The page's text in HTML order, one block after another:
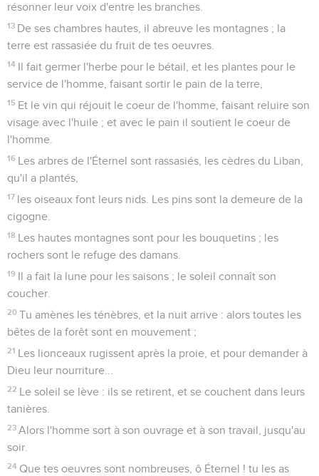
résonner leur voix d'entre les branches.
13 De ses chambres hautes, il abreuve les montagnes ; la
terre est rassasiée du fruit de tes oeuvres.
14 Il fait germer l'herbe pour le bétail, et les plantes pour le
service de l'homme, faisant sortir le pain de la terre,
15 Et le vin qui réjouit le coeur de l'homme, faisant reluire son
visage avec l'huile ; et avec le pain il soutient le coeur de
l'homme.
16 Les arbres de l'Éternel sont rassasiés, les cèdres du Liban,
qu'il a plantés,
17 les oiseaux font leurs nids. Les pins sont la demeure de la
cigogne.
18 Les hautes montagnes sont pour les bouquetins ; les
rochers sont le refuge des damans.
19 Il a fait la lune pour les saisons ; le soleil connaît son
coucher.
20 Tu amènes les ténèbres, et la nuit arrive : alors toutes les
bêtes de la forêt sont en mouvement ;
21 Les lionceaux rugissent après la proie, et pour demander à
Dieu leur nourriture...
22 Le soleil se lève : ils se retirent, et se couchent dans leurs
tanières.
23 Alors l'homme sort à son ouvrage et à son travail, jusqu'au
soir.
24 Que tes oeuvres sont nombreuses, ô Éternel ! tu les as